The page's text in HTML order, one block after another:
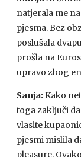
natjerala me
pjesma. Bez
poslušala
prošla na
upravo zbog
Sanja: Kako
toga zaključi
vlasite
pjesmi mislila
pleasure.